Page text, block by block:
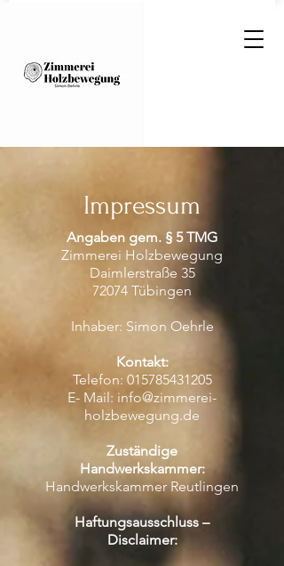
Impressum
Angaben gem. § 5 TMG
Zimmerei Holzbewegung
Daimlerstraße 35
72074 Tübingen
Inhaber: Simon Oehrle
Kontakt:
Telefon: 015785431205
E- Mail: info@zimmerei-
holzbewegung.de
Zuständige
Handwerkskammer:
Handwerkskammer Reutlingen
Haftungsausschluss –
Disclaimer: